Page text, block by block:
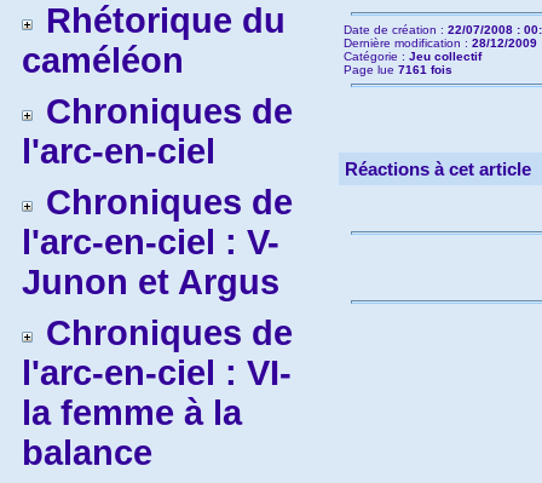
Rhétorique du
caméléon
Chroniques de
l'arc-en-ciel
Chroniques de
l'arc-en-ciel : V-
Junon et Argus
Chroniques de
l'arc-en-ciel : VI-
la femme à la
balance
Date de création : 22/07/2008 :
Dernière modification : 28/12/2009
Catégorie : Jeu collectif
Page lue 7161 fois
Réactions à cet article